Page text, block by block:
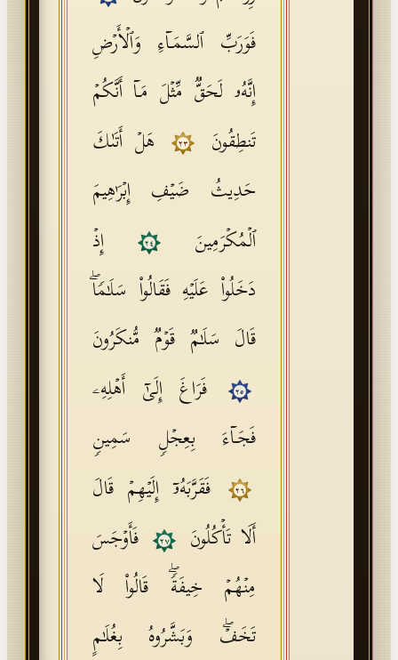
فَوَرَبِّ ٱلسَّمَاۤءِ وَٱلۡأَرۡضِ
إِنَّهُۥ لَحَقࣱّ مِّثۡلَ مَاۤ أَنَّكُمۡ
تَنطِقُونَ
٢٣
هَلۡ أَتَىٰكَ
حَدِیثُ ضَیۡفِ إِبۡرَ ٰ⁠هِیمَ
ٱلۡمُكۡرَمِینَ
٢٤
إِذۡ
دَخَلُوا۟ عَلَیۡهِ فَقَالُوا۟ سَلَـٰمࣰاۖ
قَالَ سَلَـٰمࣱ قَوۡمࣱ مُّنكَرُونَ
٢٥
فَرَاغَ إِلَىٰۤ أَهۡلِهِۦ
فَجَاۤءَ بِعِجۡلࣲ سَمِینࣲ
٢٦
فَقَرَّبَهُۥۤ إِلَیۡهِمۡ قَالَ
أَلَا تَأۡكُلُونَ
٢٧
فَأَوۡجَسَ
مِنۡهُمۡ خِیفَةࣰۖ قَالُوا۟ لَا
تَخَفۡۖ وَبَشَّرُوهُ بِغُلَـٰمٍ